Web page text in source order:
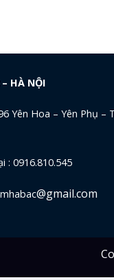
– HÀ NỘI
Yên Hoa – Yên Phụ –
: 0916.810.545
@gmail.com